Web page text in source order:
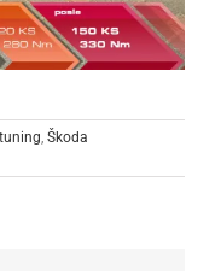
Škoda